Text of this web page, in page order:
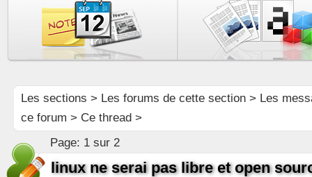
Les sections > Les forums de cette section> Les
ce forum > Ce thread >
Page: 1 sur 2
linux ne serai pas libre et open